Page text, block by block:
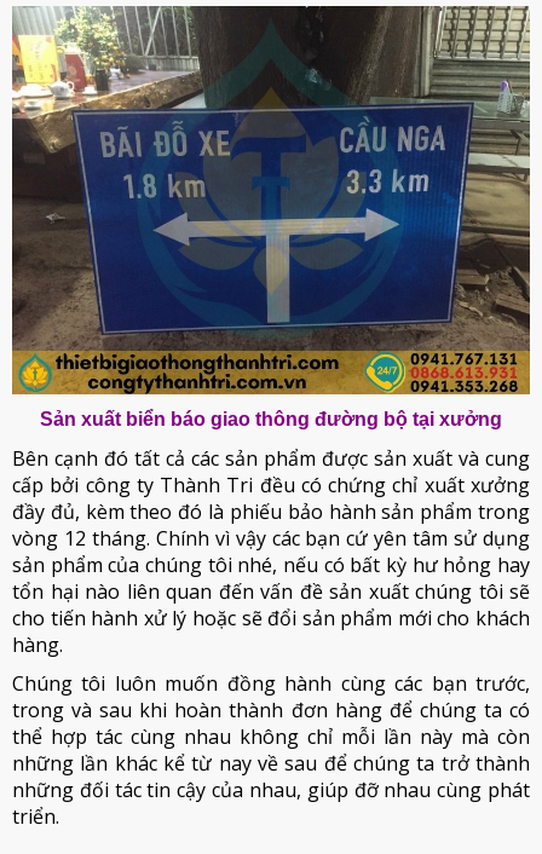
Sản xuất biển báo giao thông đường bộ tại xưởng
Bên cạnh đó tất cả các sản phẩm được sản xuất và cung
cấp bởi công ty Thành Tri đều có chứng chỉ xuất xưởng
đầy đủ, kèm theo đó là phiếu bảo hành sản phẩm trong
vòng 12 tháng. Chính vì vậy các bạn cứ yên tâm sử dụng
sản phẩm của chúng tôi nhé, nếu có bất kỳ hư hỏng hay
tổn hại nào liên quan đến vấn đề sản xuất chúng tôi sẽ
cho tiến hành xử lý hoặc sẽ đổi sản phẩm mới cho khách
hàng.
Chúng tôi luôn muốn đồng hành cùng các bạn trước,
trong và sau khi hoàn thành đơn hàng để chúng ta có
thể hợp tác cùng nhau không chỉ mỗi lần này mà còn
những lần khác kể từ nay về sau để chúng ta trở thành
những đối tác tin cậy của nhau, giúp đỡ nhau cùng phát
triển.